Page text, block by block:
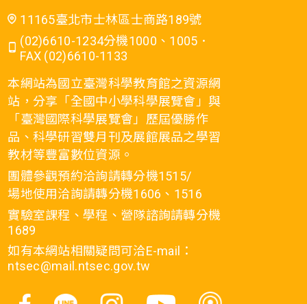
11165臺北市士林區士商路189號
(02)6610-1234分機1000、1005．
FAX (02)6610-1133
本網站為國立臺灣科學教育館之資源網
站，分享「全國中小學科學展覽會」與
「臺灣國際科學展覽會」歷屆優勝作
品、科學研習雙月刊及展館展品之學習
教材等豐富數位資源。
團體參觀預約洽詢請轉分機1515/
場地使用洽詢請轉分機1606、1516
實驗室課程、學程、營隊諮詢請轉分機
1689
如有本網站相關疑問可洽E-mail：
ntsec@mail.ntsec.gov.tw